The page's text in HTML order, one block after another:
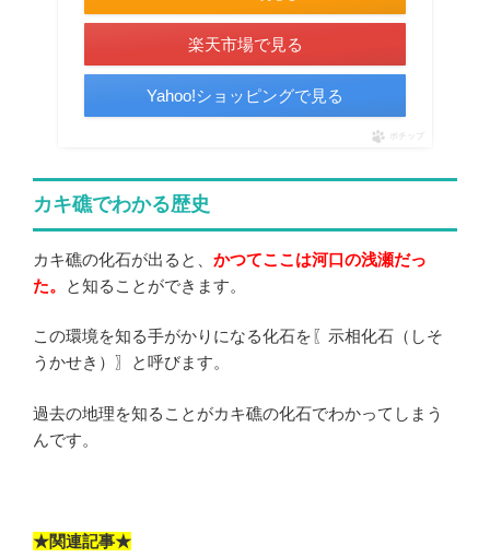
楽天市場で見る
Yahoo!ショッピングで見る
ポチップ
カキ礁でわかる歴史
カキ礁の化石が出ると、 かつてここは河口の浅瀬だっ
た。
と知ることができます。
この環境を知る手がかりになる化石を〖示相化石（しそ
うかせき）〗と呼びます。
過去の地理を知ることがカキ礁の化石でわかってしまう
んです。
★関連記事★